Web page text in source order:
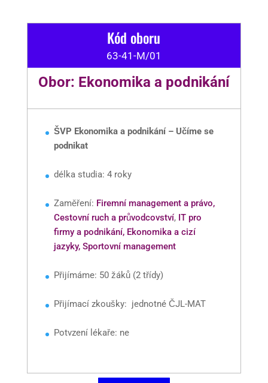
Kód oboru
63-41-M/01
Obor: Ekonomika a podnikání
ŠVP Ekonomika a podnikání – Učíme se
podnikat
délka studia: 4 roky
Zaměření: Firemní management a právo,
Cestovní ruch a průvodcovství, IT pro
firmy a podnikání, Ekonomika a cizí
jazyky, Sportovní management
Přijímáme: 50 žáků (2 třídy)
Přijímací zkoušky: jednotné ČJL-MAT
Potvzení lékaře: ne